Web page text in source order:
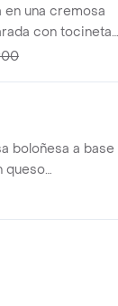
en una cremosa
con tocineta
boloñesa a base
queso